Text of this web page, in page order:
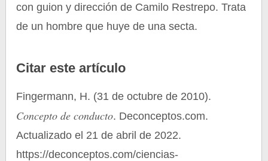
con guion y dirección de Camilo Restrepo. Trata
de un hombre que huye de una secta.
Citar este artículo
Fingermann, H. (31 de octubre de 2010).
Concepto de conducto. Deconceptos.com.
Actualizado el 21 de abril de 2022.
https://deconceptos.com/ciencias-